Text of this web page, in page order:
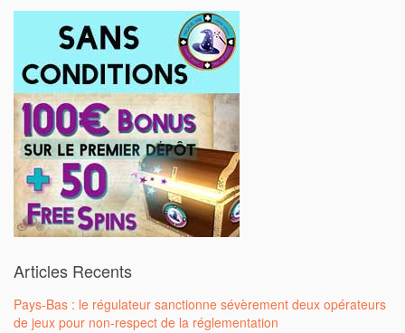
Articles Recents
Pays-Bas : le régulateur sanctionne sévèrement deux opérateurs
de jeux pour non-respect de la réglementation